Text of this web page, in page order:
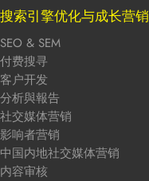
搜索引擎优化与成长营销
SEO & SEM
付费搜寻
客户开发
分析與報告
社交媒体营销
影响者营销
中国内地社交媒体营销
内容审核